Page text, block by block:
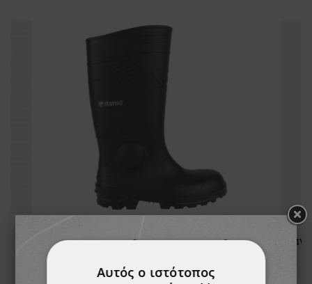
Μπότες ασφαλείας από καουτσούκ DYABLO S4 SRC
17,63 €
Αυτός ο ιστότοπος